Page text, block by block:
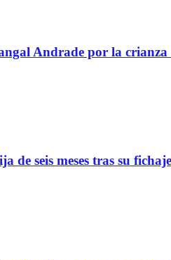
Andrade por la
de seis meses tras su